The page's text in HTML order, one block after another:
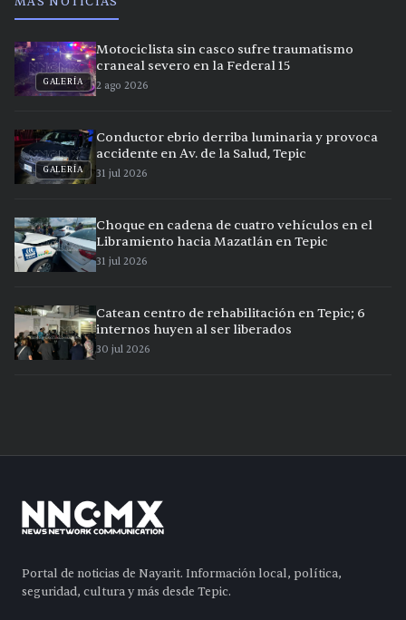
GALERÍA
Motociclista sin casco sufre traumatismo
craneal severo en la Federal 15
2 ago 2026
GALERÍA
Conductor ebrio derriba luminaria y provoca
accidente en Av. de la Salud, Tepic
31 jul 2026
Choque en cadena de cuatro vehículos en el
Libramiento hacia Mazatlán en Tepic
31 jul 2026
Catean centro de rehabilitación en Tepic; 6
internos huyen al ser liberados
30 jul 2026
Portal de noticias de Nayarit. Información local, política,
seguridad, cultura y más desde Tepic.